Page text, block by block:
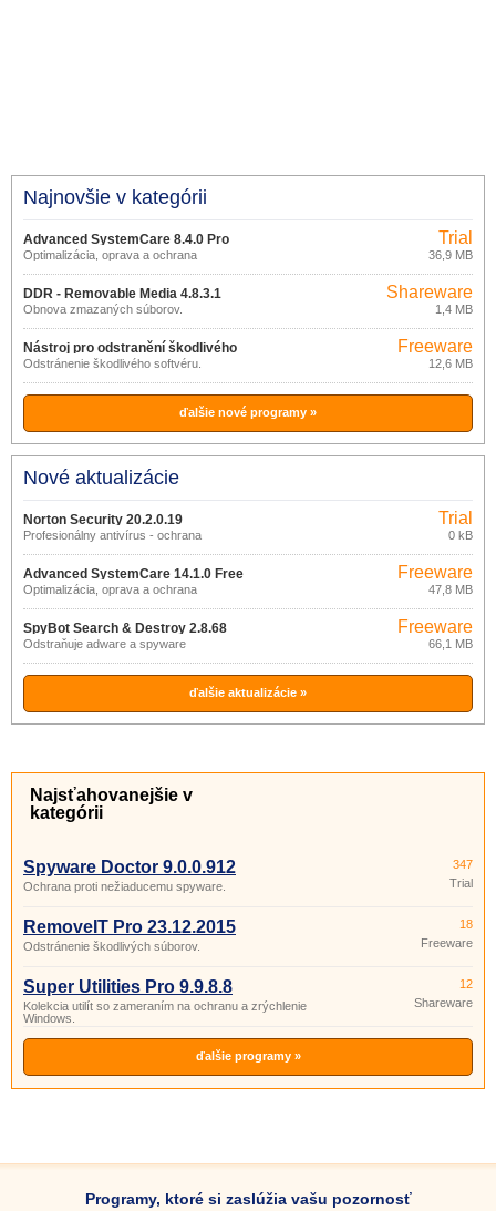
Najnovšie v kategórii
Advanced SystemCare 8.4.0 Pro
Optimalizácia, oprava a ochrana
Trial
36,9 MB
DDR - Removable Media 4.8.3.1
Obnova zmazaných súborov.
Shareware
1,4 MB
Nástroj pro odstranění škodlivého
softwaru 3.19
Odstránenie škodlivého softvéru.
Freeware
12,6 MB
ďalšie nové programy »
Nové aktualizácie
Norton Security 20.2.0.19
Profesionálny antivírus - ochrana
Trial
0 kB
Advanced SystemCare 14.1.0 Free
Optimalizácia, oprava a ochrana
Freeware
47,8 MB
SpyBot Search & Destroy 2.8.68
Odstraňuje adware a spyware
Freeware
66,1 MB
ďalšie aktualizácie »
Najsťahovanejšie v
kategórii
Spyware Doctor 9.0.0.912
Ochrana proti nežiaducemu spyware.
347
Trial
RemoveIT Pro 23.12.2015
Odstránenie škodlivých súborov.
18
Freeware
Super Utilities Pro 9.9.8.8
Kolekcia utilít so zameraním na ochranu a zrýchlenie
Windows.
12
Shareware
ďalšie programy »
Programy, ktoré si zaslúžia vašu pozornosť